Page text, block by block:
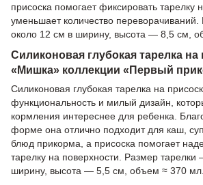
присоска помогает фиксировать тарелку
уменьшает количество
около 12 см в ширину, высота — 8,5 см,
Силиконовая глубокая тарелка на
«Мишка» коллекции «Первый
Силиконовая глубокая тарелка на
функциональность и милый дизайн,
кормления интереснее для ребенка.
форме она отлично подходит для каш,
блюд прикорма, а присоска помогает
тарелку на поверхности. Размер
ширину, высота — 5,5 см, объем ≈ 370 мл.